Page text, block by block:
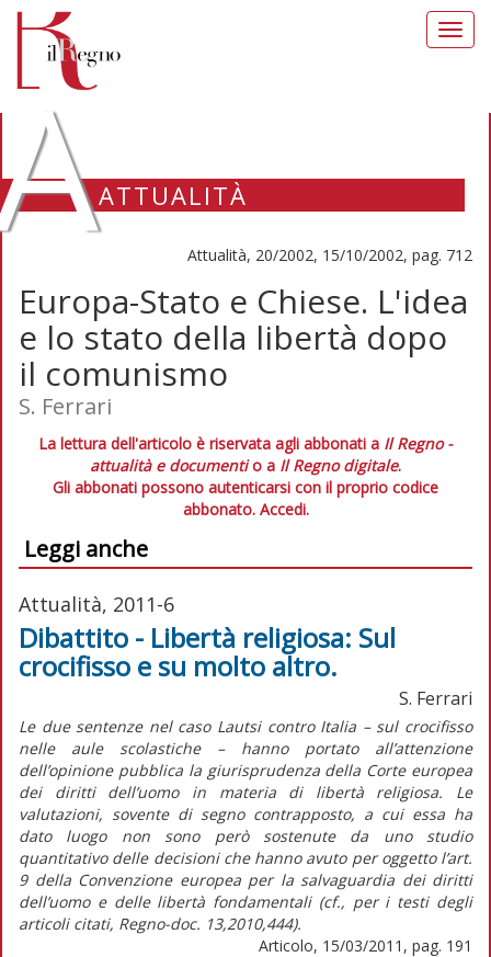
ATTUALITÀ
Attualità, 20/2002, 15/10/2002, pag. 712
Europa-Stato e Chiese. L'idea
e lo stato della libertà dopo
il comunismo
S. Ferrari
La lettura dell'articolo è riservata agli abbonati a Il Regno -
attualità e documentio a Il Regno digitale.
Gli abbonati possono autenticarsi con il proprio codice
abbonato. Accedi.
Leggi anche
Attualità, 2011-6
Dibattito - Libertà religiosa: Sul
crocifisso e su molto altro.
S. Ferrari
Le due sentenze nel caso Lautsi contro Italia – sul crocifisso
nelle aule scolastiche – hanno portato all’attenzione
dell’opinione pubblica la giurisprudenza della Corte europea
dei diritti dell’uomo in materia di libertà religiosa. Le
valutazioni, sovente di segno contrapposto, a cui essa ha
dato luogo non sono però sostenute da uno studio
quantitativo delle decisioni che hanno avuto per oggetto l’art.
9 della Convenzione europea per la salvaguardia dei diritti
dell’uomo e delle libertà fondamentali (cf., per i testi degli
articoli citati, Regno-doc. 13,2010,444).
Articolo, 15/03/2011, pag. 191